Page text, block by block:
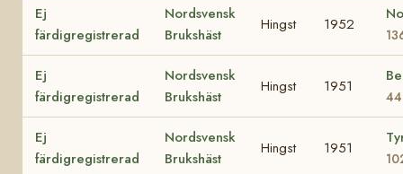
Ej
färdigregistrerad
Nordsvensk
Brukshäst
Hingst 1952
Ej
färdigregistrerad
Nordsvensk
Brukshäst
Hingst 1951
Ej
färdigregistrerad
Nordsvensk
Brukshäst
Hingst 1951